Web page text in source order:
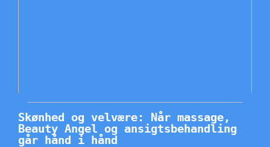
Skønhed og velvære: Når massage,
Beauty Angel og ansigtsbehandling
går hånd i hånd